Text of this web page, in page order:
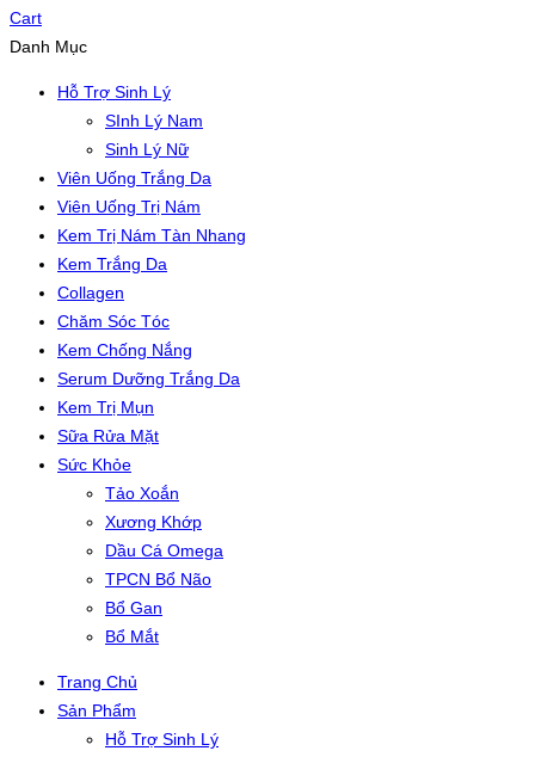
Cart
Danh Mục
Hỗ Trợ Sinh Lý
SInh Lý Nam
Sinh Lý Nữ
Viên Uống Trắng Da
Viên Uống Trị Nám
Kem Trị Nám Tàn Nhang
Kem Trắng Da
Collagen
Chăm Sóc Tóc
Kem Chống Nắng
Serum Dưỡng Trắng Da
Kem Trị Mụn
Sữa Rửa Mặt
Sức Khỏe
Tảo Xoắn
Xương Khớp
Dầu Cá Omega
TPCN Bổ Não
Bổ Gan
Bổ Mắt
Trang Chủ
Sản Phẩm
Hỗ Trợ Sinh Lý